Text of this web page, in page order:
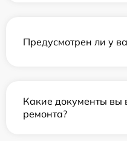
Предусмотрен ли у
Какие документы вы
ремонта?